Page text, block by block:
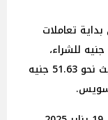
تعاملات
اليوم الأحد 19 يناير 2025 ليصل إلى 51.58 جنيه للشراء،
و51.89 للبيع، في حين وصل خلال آخر تحديث نحو 51.63 جنيه